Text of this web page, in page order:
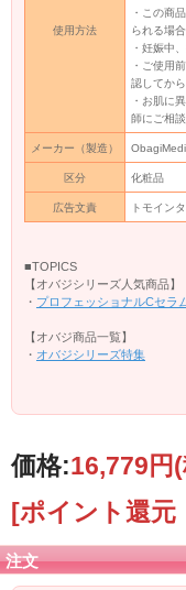
使用方法
・この商
られる場
・妊娠中
・ご使用
認してか
・お肌に
師にご相談
メーカー（製造）
区分 化粧品
広告文責 トモイン
■TOPICS
【オバジシリーズ人気商品】
・ プロフェッショナルCセラ
【オバジ商品一覧】
・ オバジシリーズ特集
価格:16,779円
[ポイント還
注文